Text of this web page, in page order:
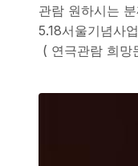
관람 원하시는
5.18서울기념사
( 연극관람 희